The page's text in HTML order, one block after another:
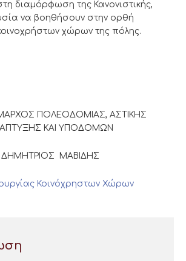
διαμόρφωση της Κανονιστικής,
να βοηθήσουν στην ορθή
χώρων της πόλης.
ΠΟΛΕΟΔΟΜΙΑΣ, ΑΣΤΙΚΗΣ
ΚΑΙ ΥΠΟΔΟΜΩΝ
ΔΗΜΗΤΡΙΟΣ ΜΑΒΙΔΗΣ
Κοινόχρηστων Χώρων